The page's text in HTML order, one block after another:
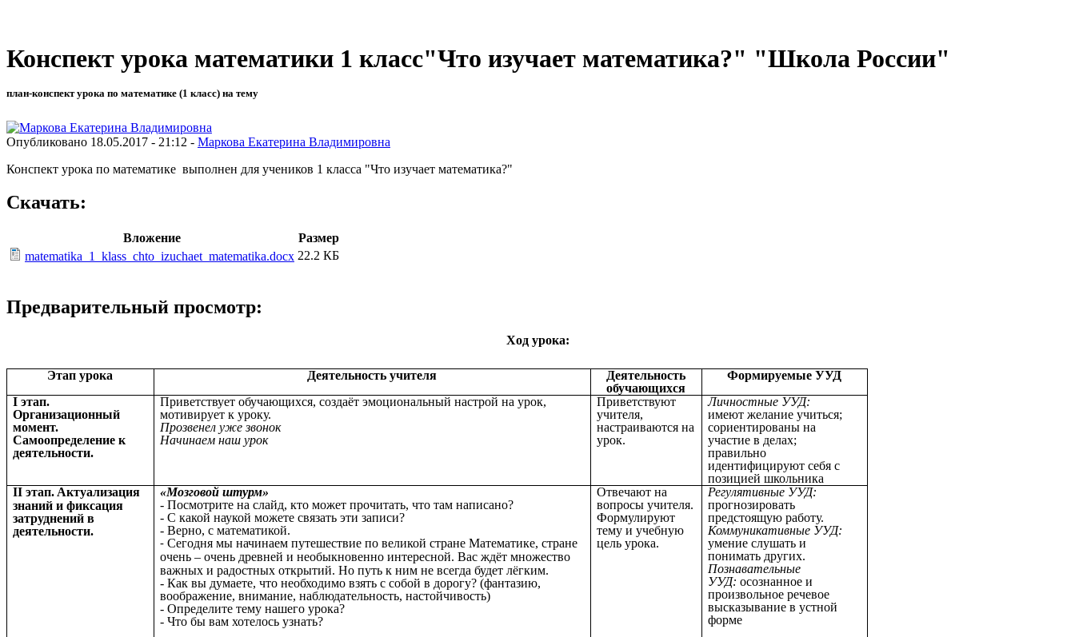
Конспект урока математики 1 класс"Что изучает математика?" "Школа России"
план-конспект урока по математике (1 класс) на тему
Опубликовано 18.05.2017 - 21:12 - Маркова Екатерина Владимировна
Конспект урока по математике выполнен для учеников 1 класса "Что изучает математика?"
Скачать:
Вложение
Размер
matematika_1_klass_chto_izuchaet_matematika.docx 22.2 КБ
Предварительный просмотр:
Ход урока:
Этап урока Деятельность учителя
Деятельность
обучающихся
Формируемые УУД
I этап.
Организационный
момент.
Самоопределение к
деятельности.
Приветствует обучающихся, создаёт эмоциональный настрой на урок,
мотивирует к уроку.
Прозвенел уже звонок
Начинаем наш урок
Приветствуют
учителя,
настраиваются на
урок.
Личностные УУД:
имеют желание учиться;
сориентированы на
участие в делах;
правильно
идентифицируют себя с
позицией школьника
II этап. Актуализация
знаний и фиксация
затруднений в
деятельности.
«Мозговой штурм»
- Посмотрите на слайд, кто может прочитать, что там написано?
- С какой наукой можете связать эти записи?
- Верно, с математикой.
-Сегодня мы начинаем путешествие по великой стране Математике, стране
очень – очень древней и необыкновенно интересной. Вас ждёт множество
важных и радостных открытий. Но путь к ним не всегда будет лёгким.
- Как вы думаете, что необходимо взять с собой в дорогу? (фантазию,
воображение, внимание, наблюдательность, настойчивость)
- Определите тему нашего урока?
- Что бы вам хотелось узнать?
Отвечают на
вопросы учителя.
Формулируют
тему и учебную
цель урока.
Регулятивные УУД:
прогнозировать
предстоящую работу.
Коммуникативные УУД:
умение слушать и
понимать других.
Познавательные
УУД: осознанное и
произвольное речевое
высказывание в устной
форме